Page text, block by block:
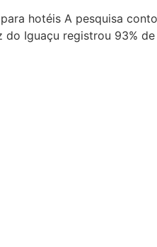
hotéis A pesquisa
Iguaçu registrou 93%